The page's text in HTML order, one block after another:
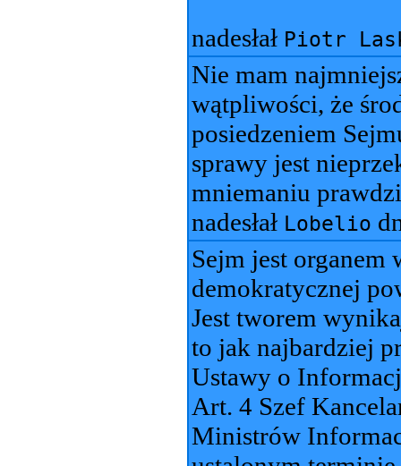
nadesłał Piotr
Nie mam
wątpliwości, że
posiedzeniem
sprawy jest
mniemaniu
nadesłał Lobelio
Sejm jest organem
demokratycznej
Jest tworem
to jak najbardziej
Ustawy o
Art. 4 Szef
Ministrów